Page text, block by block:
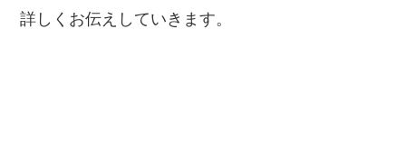
詳しくお伝えしていきます。